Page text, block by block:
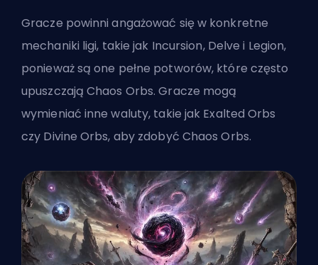
Gracze powinni angażować się w konkretne
mechaniki ligi, takie jak Incursion, Delve i Legion,
ponieważ są one pełne potworów, które często
upuszczają Chaos Orbs. Gracze mogą
wymieniać inne waluty, takie jak Exalted Orbs
czy Divine Orbs, aby zdobyć Chaos Orbs.